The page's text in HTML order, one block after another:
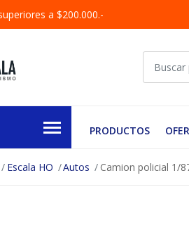
a $200.000.-
PRODUCTOS
Escala HO Autos Camion policial 1/